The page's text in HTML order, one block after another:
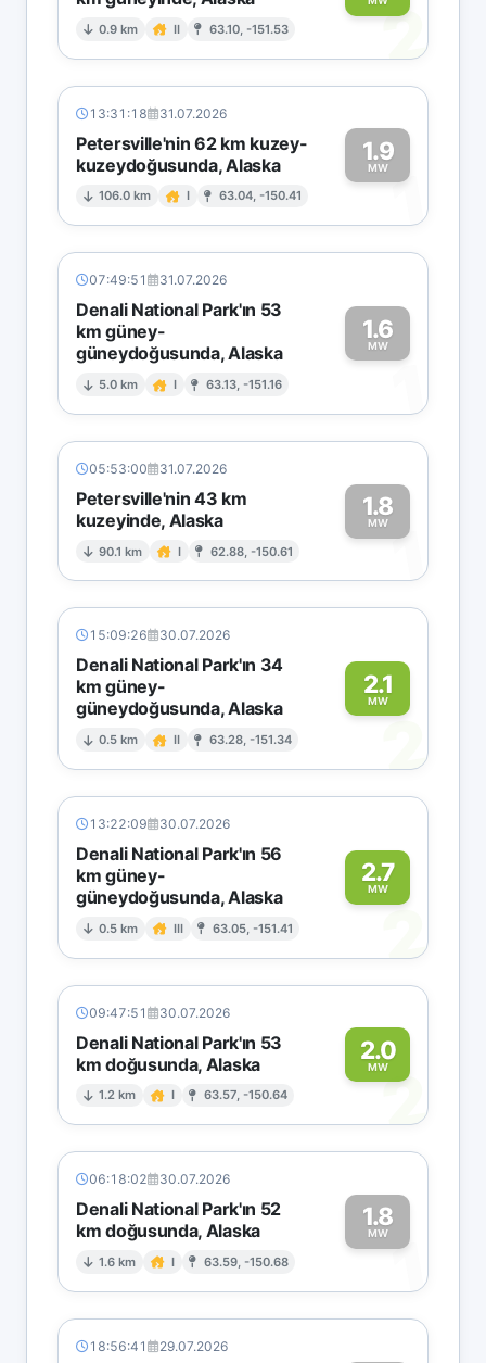
0.9 km II 63.10, -151.53 2
13:31:18 31.07.2026
Petersville'nin 62 km kuzey-
kuzeydoğusunda, Alaska
106.0 km I 63.04, -150.41
1.9
MW1
07:49:51 31.07.2026
Denali National Park'ın 53
km güney-
güneydoğusunda, Alaska
5.0 km I 63.13, -151.16
1.6
MW
1
05:53:00 31.07.2026
Petersville'nin 43 km
kuzeyinde, Alaska
90.1 km I 62.88, -150.61
1.8
MW1
15:09:26 30.07.2026
Denali National Park'ın 34
km güney-
güneydoğusunda, Alaska
0.5 km II 63.28, -151.34
2.1
MW
2
13:22:09 30.07.2026
Denali National Park'ın 56
km güney-
güneydoğusunda, Alaska
0.5 km III 63.05, -151.41
2.7
MW
2
09:47:51 30.07.2026
Denali National Park'ın 53
km doğusunda, Alaska
1.2 km I 63.57, -150.64
2.0
MW2
06:18:02 30.07.2026
Denali National Park'ın 52
km doğusunda, Alaska
1.6 km I 63.59, -150.68
1.8
MW1
18:56:41 29.07.2026